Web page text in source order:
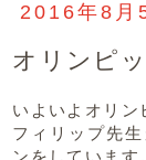
2016年8月
オリンピ
いよいよオリン
フィリップ先